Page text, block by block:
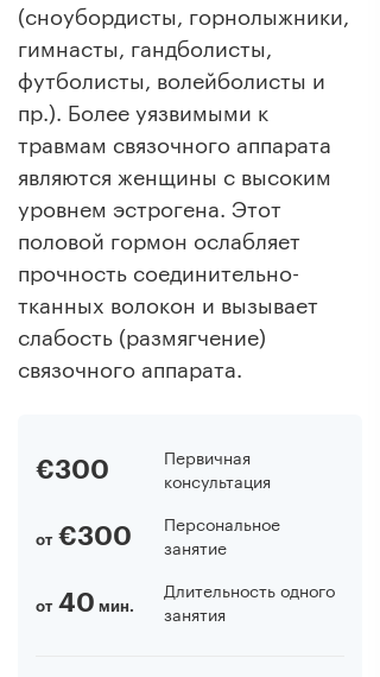
(сноубордисты, горнолыжники,
гимнасты, гандболисты,
футболисты, волейболисты и
пр.). Более уязвимыми к
травмам связочного аппарата
являются женщины с высоким
уровнем эстрогена. Этот
половой гормон ослабляет
прочность соединительно-
тканных волокон и вызывает
слабость (размягчение)
связочного аппарата.
€300
Первичная
консультация
от€300
Персональное
занятие
от40 мин.
Длительность одного
занятия